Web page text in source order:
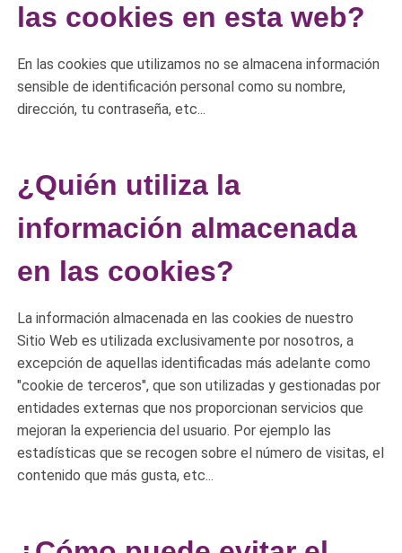
las cookies en esta web?
En las cookies que utilizamos no se almacena información
sensible de identificación personal como su nombre,
dirección, tu contraseña, etc...
¿Quién utiliza la
información almacenada
en las cookies?
La información almacenada en las cookies de nuestro
Sitio Web es utilizada exclusivamente por nosotros, a
excepción de aquellas identificadas más adelante como
"cookie de terceros", que son utilizadas y gestionadas por
entidades externas que nos proporcionan servicios que
mejoran la experiencia del usuario. Por ejemplo las
estadísticas que se recogen sobre el número de visitas, el
contenido que más gusta, etc...